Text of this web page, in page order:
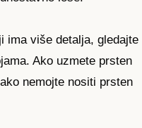
ima više detalja, gledajte
Ako uzmete prsten
nemojte nositi prsten